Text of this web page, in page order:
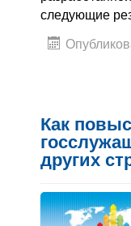
следующие
Как
других